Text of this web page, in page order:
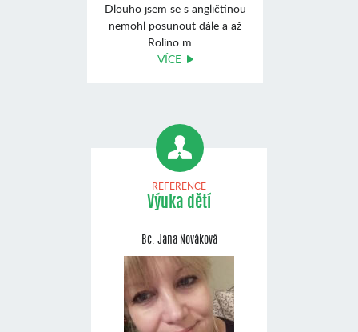
Dlouho jsem se s angličtinou
nemohl posunout dále a až
Rolino m ...
VÍCE
REFERENCE
Výuka dětí
Bc. Jana Nováková